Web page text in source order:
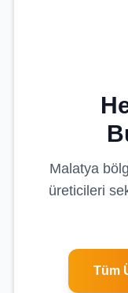
Malatya
üreticileri
Tüm